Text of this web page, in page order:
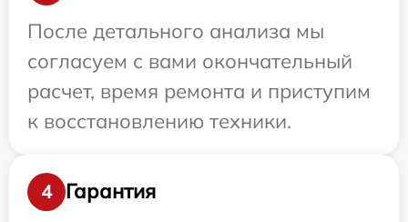
После детального анализа мы
согласуем с вами окончательный
расчет, время ремонта и приступим
к восстановлению техники.
4
Гарантия